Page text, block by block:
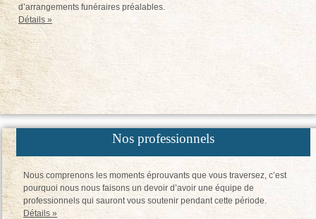
d’arrangements funéraires préalables.
Détails »
Nos professionnels
Nous comprenons les moments éprouvants que vous traversez, c’est
pourquoi nous nous faisons un devoir d’avoir une équipe de
professionnels qui sauront vous soutenir pendant cette période.
Détails »